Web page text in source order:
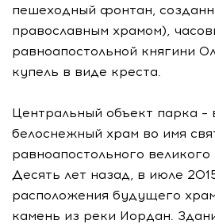
пешеходный фонтан,
православным храмом),
равноапостольной княгини
купель в виде креста.
Центральный объект парка –
белоснежный храм во имя
равноапостольного
Десять лет назад, в июле
расположения будущего
камень из реки Иордан.